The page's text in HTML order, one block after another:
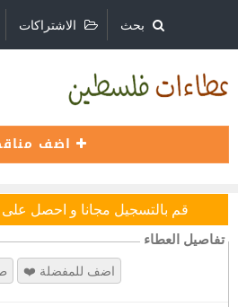
بحث الاشتراكات
اضف
قم بالتسجيل مجانا و احصل على
تفاصيل العطاء